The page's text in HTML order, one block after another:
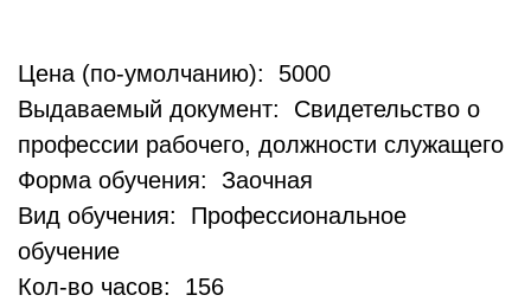
Цена (по-умолчанию): 5000
Выдаваемый документ: Свидетельство о
профессии рабочего, должности служащего
Форма обучения: Заочная
Вид обучения: Профессиональное
обучение
Кол-во часов: 156